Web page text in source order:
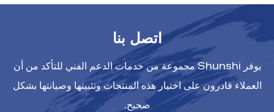
اتصل بنا
يوفر Shunshi مجموعة من خدمات الدعم الفني للتأكد من أن
العملاء قادرون على اختيار هذه المنتجات وتثبيتها وصيانتها بشكل
صحيح.